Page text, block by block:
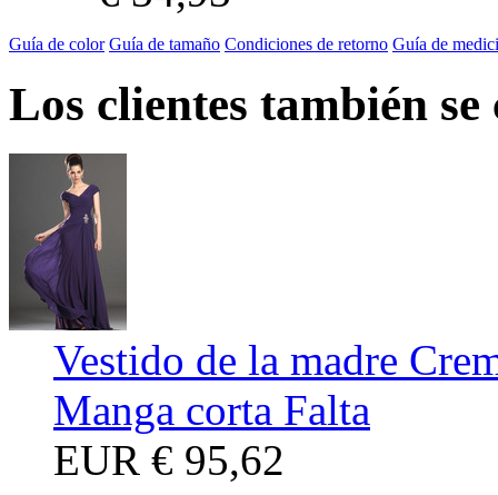
Guía de color Guía de tamaño Condiciones de retorno Guía de
Los clientes también se
Vestido de la madre
Manga corta Falta
EUR € 95,62